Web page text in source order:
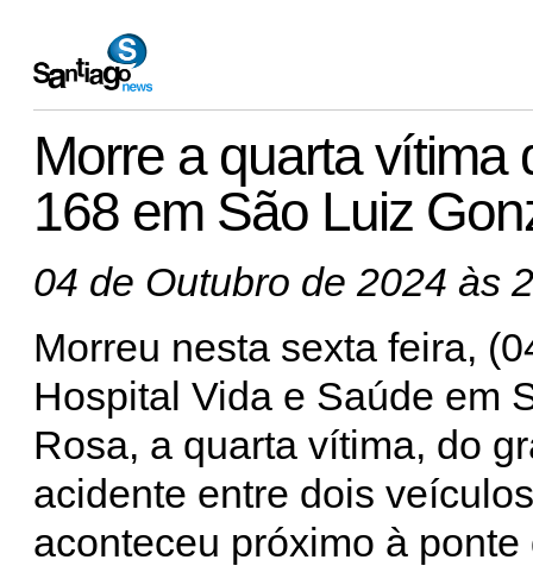
Morre a quarta
168 em São Luiz
04 de Outubro de 2024 às
Morreu nesta sexta feira,
Hospital Vida e Saúde em
Rosa, a quarta vítima, do
acidente entre dois
aconteceu próximo à ponte